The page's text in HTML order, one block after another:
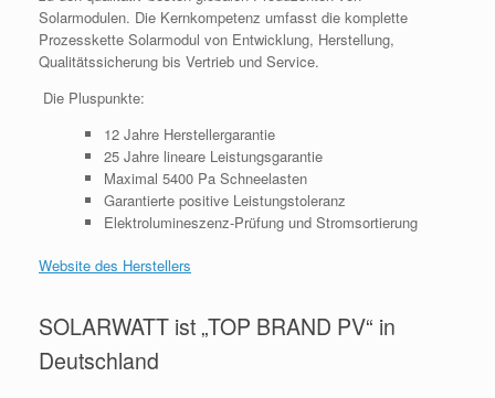
Solarmodulen. Die Kernkompetenz umfasst die komplette
Prozesskette Solarmodul von Entwicklung, Herstellung,
Qualitätssicherung bis Vertrieb und Service.
Die Pluspunkte:
12 Jahre Herstellergarantie
25 Jahre lineare Leistungsgarantie
Maximal 5400 Pa Schneelasten
Garantierte positive Leistungstoleranz
Elektrolumineszenz-Prüfung und Stromsortierung
Website des Herstellers
SOLARWATT ist „TOP BRAND PV“ in
Deutschland